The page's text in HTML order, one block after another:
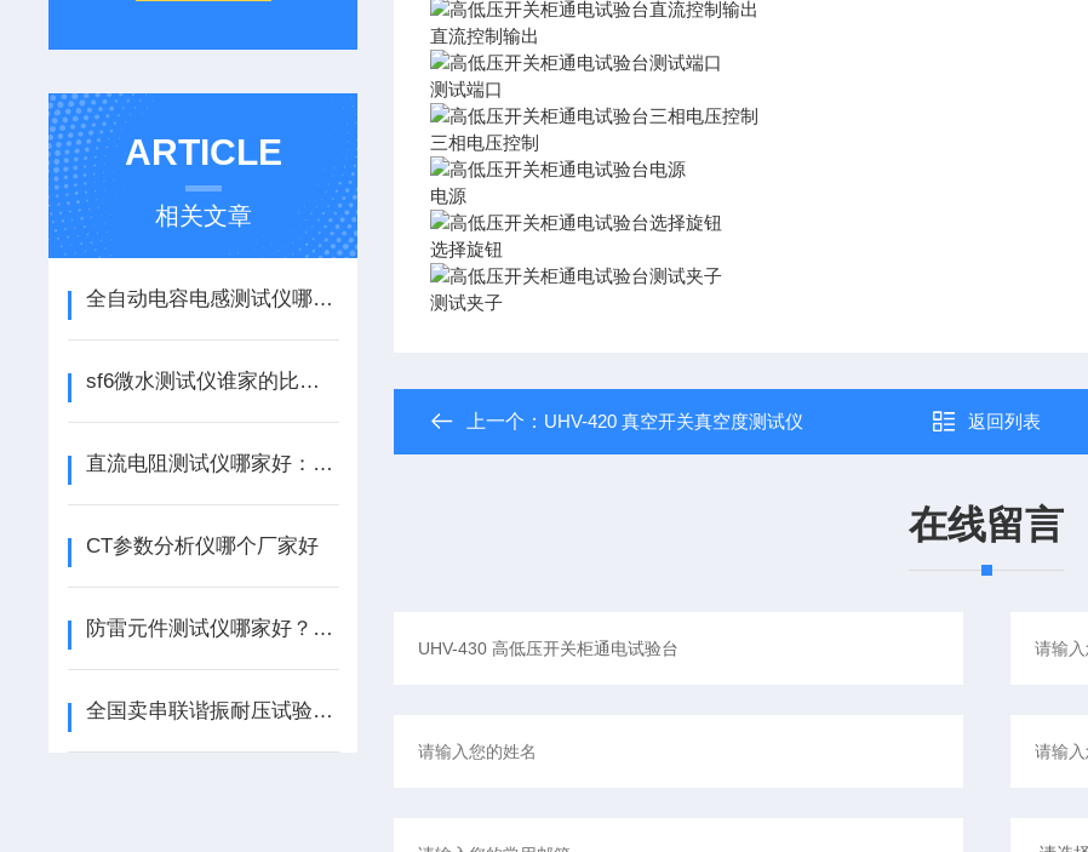
ARTICLE
相关文章
全自动电容电感测试仪哪个好：如何为化工电力设备状态评估提供可靠数据？
sf6微水测试仪谁家的比较好：微水测试仪的技术特点与行业应用
直流电阻测试仪哪家好：快速测量技术与设备状态诊断
CT参数分析仪哪个厂家好
防雷元件测试仪哪家好？测试仪使用注意事项
全国卖串联谐振耐压试验设备厂家排名：设备生产企业市场地位调研报告
直流控制输出
测试端口
三相电压控制
电源
选择旋钮
测试夹子
上一个： UHV-420 真空开关真空度测试仪 返回列表
在线留言